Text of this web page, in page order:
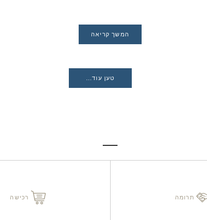
המשך קריאה
טען עוד...
תרומה רכישה